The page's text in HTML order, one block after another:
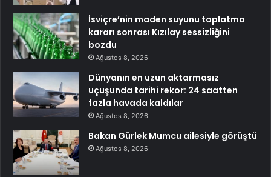
İsviçre’nin maden suyunu toplatma
kararı sonrası Kızılay sessizliğini
bozdu
Ağustos 8, 2026
Dünyanın en uzun aktarmasız
uçuşunda tarihi rekor: 24 saatten
fazla havada kaldılar
Ağustos 8, 2026
Bakan Gürlek Mumcu ailesiyle görüştü
Ağustos 8, 2026